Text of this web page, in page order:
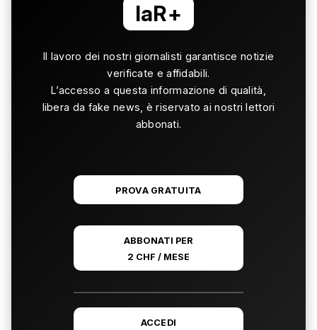
laR+
Il lavoro dei nostri giornalisti garantisce notizie
verificate e affidabili.
L’accesso a questa informazione di qualità,
libera da fake news, è riservato ai nostri lettori
abbonati.
PROVA GRATUITA
ABBONATI PER
2 CHF / MESE
ACCEDI